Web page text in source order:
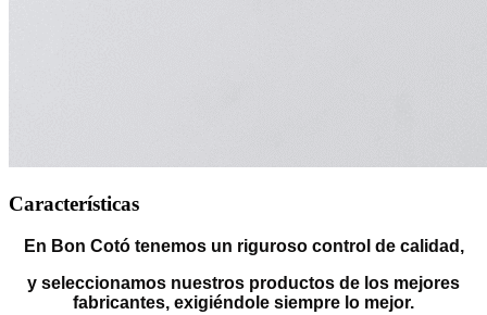
Características
En Bon Cotó tenemos un riguroso control de calidad,
y seleccionamos nuestros productos de los mejores
fabricantes, exigiéndole siempre lo mejor.